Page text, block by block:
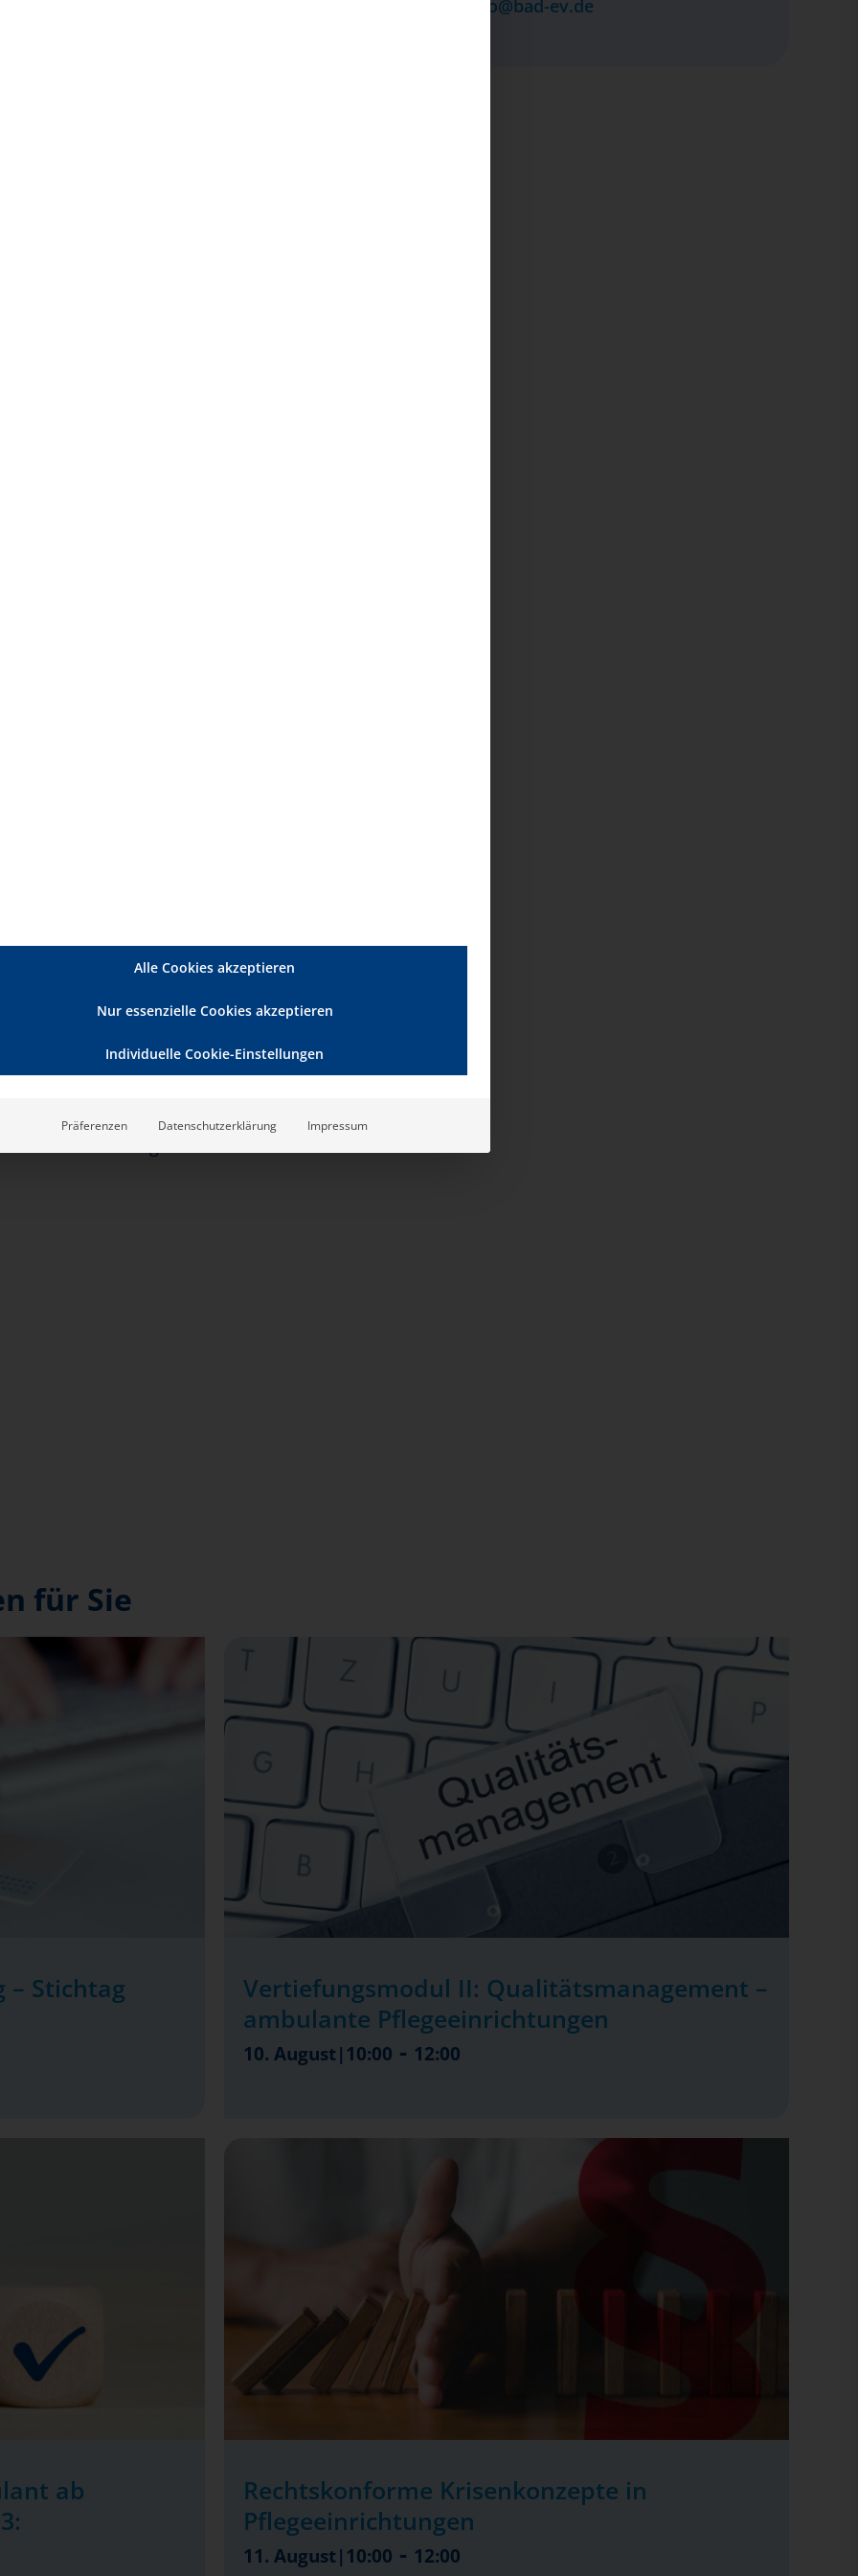
nur gegeben, wenn Sie mit Bild und Ton
mehr, auch nicht am Arbeitsplatz
sexuelle Belästigungen haben dabei
Form erkennbar. Meist stehen die Opfer
wird so der alltägliche Gang zur Arbeit
fundierten Überblick über
Eskalationsmuster von Mobbing und
wir strukturelle und kommunikative Faktoren,
erarbeiten praxisnahe Methoden zum
von Fallbeispielen aus dem Pflegealltag
eigene Rolle als auch die Perspektive des
und schwierigen Situationen
der Fürsorgepflicht von Vorgesetzten,
aber auch konsequent umzugehen.
Arbeitsumfeld bei, in dem
haben.
deren Ursachen, Fürsorgepflicht der
Thema
wie man wirkungsvoll gegen Mobbing und
kann
Gewalt gegen Pflegekunden und bei
professionelle Maßnahmen ergreifen
und Betroffene schützen.
vorgestellt
sozialer Dienst, Betreuungskräfte
Qualitätsbeauftragte und
Erhebung und Strukturmodell
info@bad-ev.de
für Sie
– Stichtag
Vertiefungsmodul II: Qualitätsmanagement –
ambulante Pflegeeinrichtungen
10. August|10:00 - 12:00
ab
Rechtskonforme Krisenkonzepte in
Pflegeeinrichtungen
11. August|10:00 - 12:00
Alle Cookies akzeptieren
Nur essenzielle Cookies akzeptieren
Individuelle Cookie-Einstellungen
Präferenzen Datenschutzerklärung Impressum